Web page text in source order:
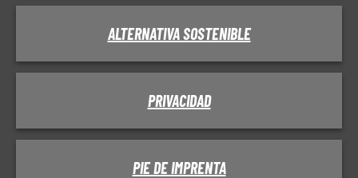
ALTERNATIVA SOSTENIBLE
PRIVACIDAD
PIE DE IMPRENTA